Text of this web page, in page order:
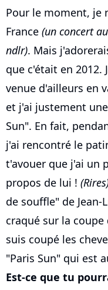
Pour le moment, je
France (un concert
ndlr). Mais
que c'était en 2012.
venue d'ailleurs en
et j'ai justement
Sun". En fait,
j'ai rencontré le
t'avouer que j'ai un
propos de lui !
de souffle" de Jean-
craqué sur la coupe
suis coupé les
"Paris Sun" qui est
Est-ce que tu